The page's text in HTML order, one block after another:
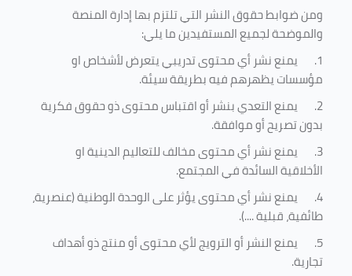
ومن ضوابط حقوق النشر التي تلتزم بها إدارة المنصة
والموضحة لجميع المستفيدين ما يلي:
1.
يمنع نشر أي محتوى تدريبي يتعرض لأشخاص او
مؤسسات يظهرهم فيه بطريقة سيئة.
2.
يمنع التعدي بنشر أو اقتباس محتوى ذو حقوق فكرية
بدون تصريح أو موافقة.
3.
يمنع نشر أي محتوى مخالف للتعاليم الدينية او
الأخلاقية السائدة في المجتمع.
4.
يمنع نشر أي محتوى يؤثر على الوحدة الوطنية (عنصرية،
طائفية، قبلية ....).
5.
يمنع النشر أو الترويج لأي محتوى أو منتج ذو أهداف
تجارية.